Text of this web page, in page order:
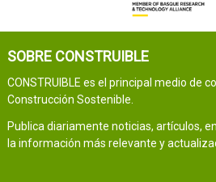
SOBRE CONSTRUIBLE
CONSTRUIBLE es el principal medio de
Construcción Sostenible.
Publica diariamente noticias, artículos,
la información más relevante y